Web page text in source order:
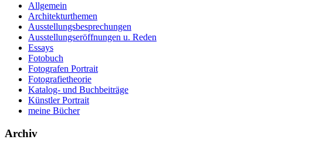
Allgemein
Architekturthemen
Ausstellungsbesprechungen
Ausstellungseröffnungen u. Reden
Essays
Fotobuch
Fotografen Portrait
Fotografietheorie
Katalog- und Buchbeiträge
Künstler Portrait
meine Bücher
Archiv